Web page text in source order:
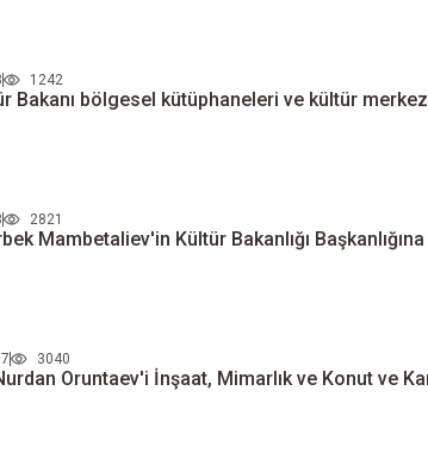
1242
Bakanı bölgesel kütüphaneleri ve kültür
2821
Mambetaliev'in Kültür Bakanlığı Başkanlığına
3040
Oruntaev'i İnşaat, Mimarlık ve Konut ve